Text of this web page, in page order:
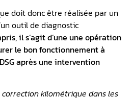
doit donc être réalisée par un
outil de diagnostic
il s’agit d’une une opération
le bon fonctionnement à
après une intervention
correction kilométrique dans les